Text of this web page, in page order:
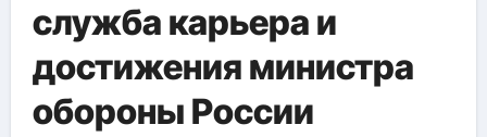
служба карьера и
достижения министра
обороны России